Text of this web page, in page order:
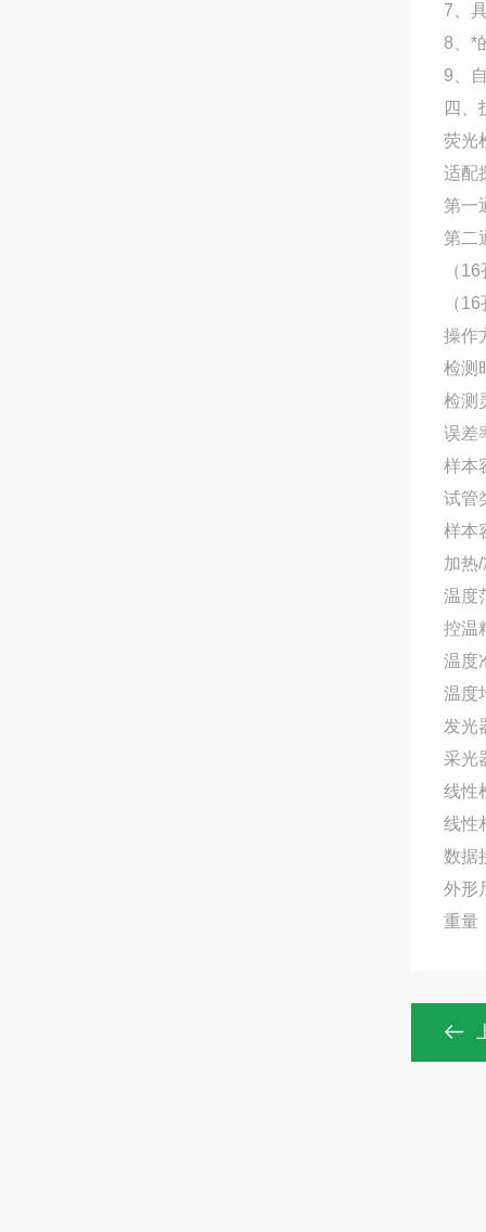
7、
8、*
9、
四、
荧光
适配
第一
第二
（
（
操作
检测
检测
误差
样本
试管
样本
加热
温度
控温
温度
温度
发光
采光
线性
线性
数据
外形
重量